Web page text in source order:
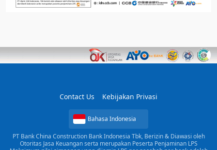
Contact Us Kebijakan Privasi
Bahasa Indonesia
PT Bank China Construction Bank Indonesia Tbk, Berizin & Diawasi oleh
Otoritas Jasa Keuangan serta merupakan Peserta Penjaminan LPS